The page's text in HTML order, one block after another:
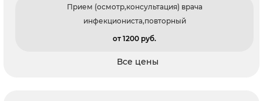
Прием (осмотр,консультация) врача
инфекциониста,повторный
от 1200 pуб.
Все цены